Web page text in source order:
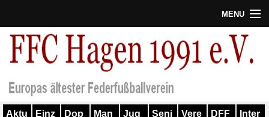
MENU
Termine
Verein
Aktu
Einz
Dop
Man
Jug
Seni
Vere
DFF
Inter